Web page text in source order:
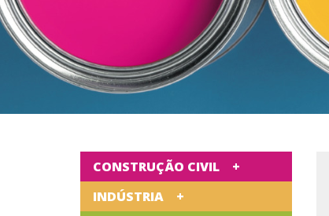
CONSTRUÇÃO CIVIL
INDÚSTRIA